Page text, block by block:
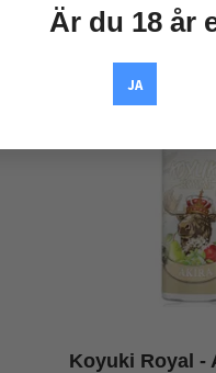
Är du 18 år
JA
Koyuki Royal -